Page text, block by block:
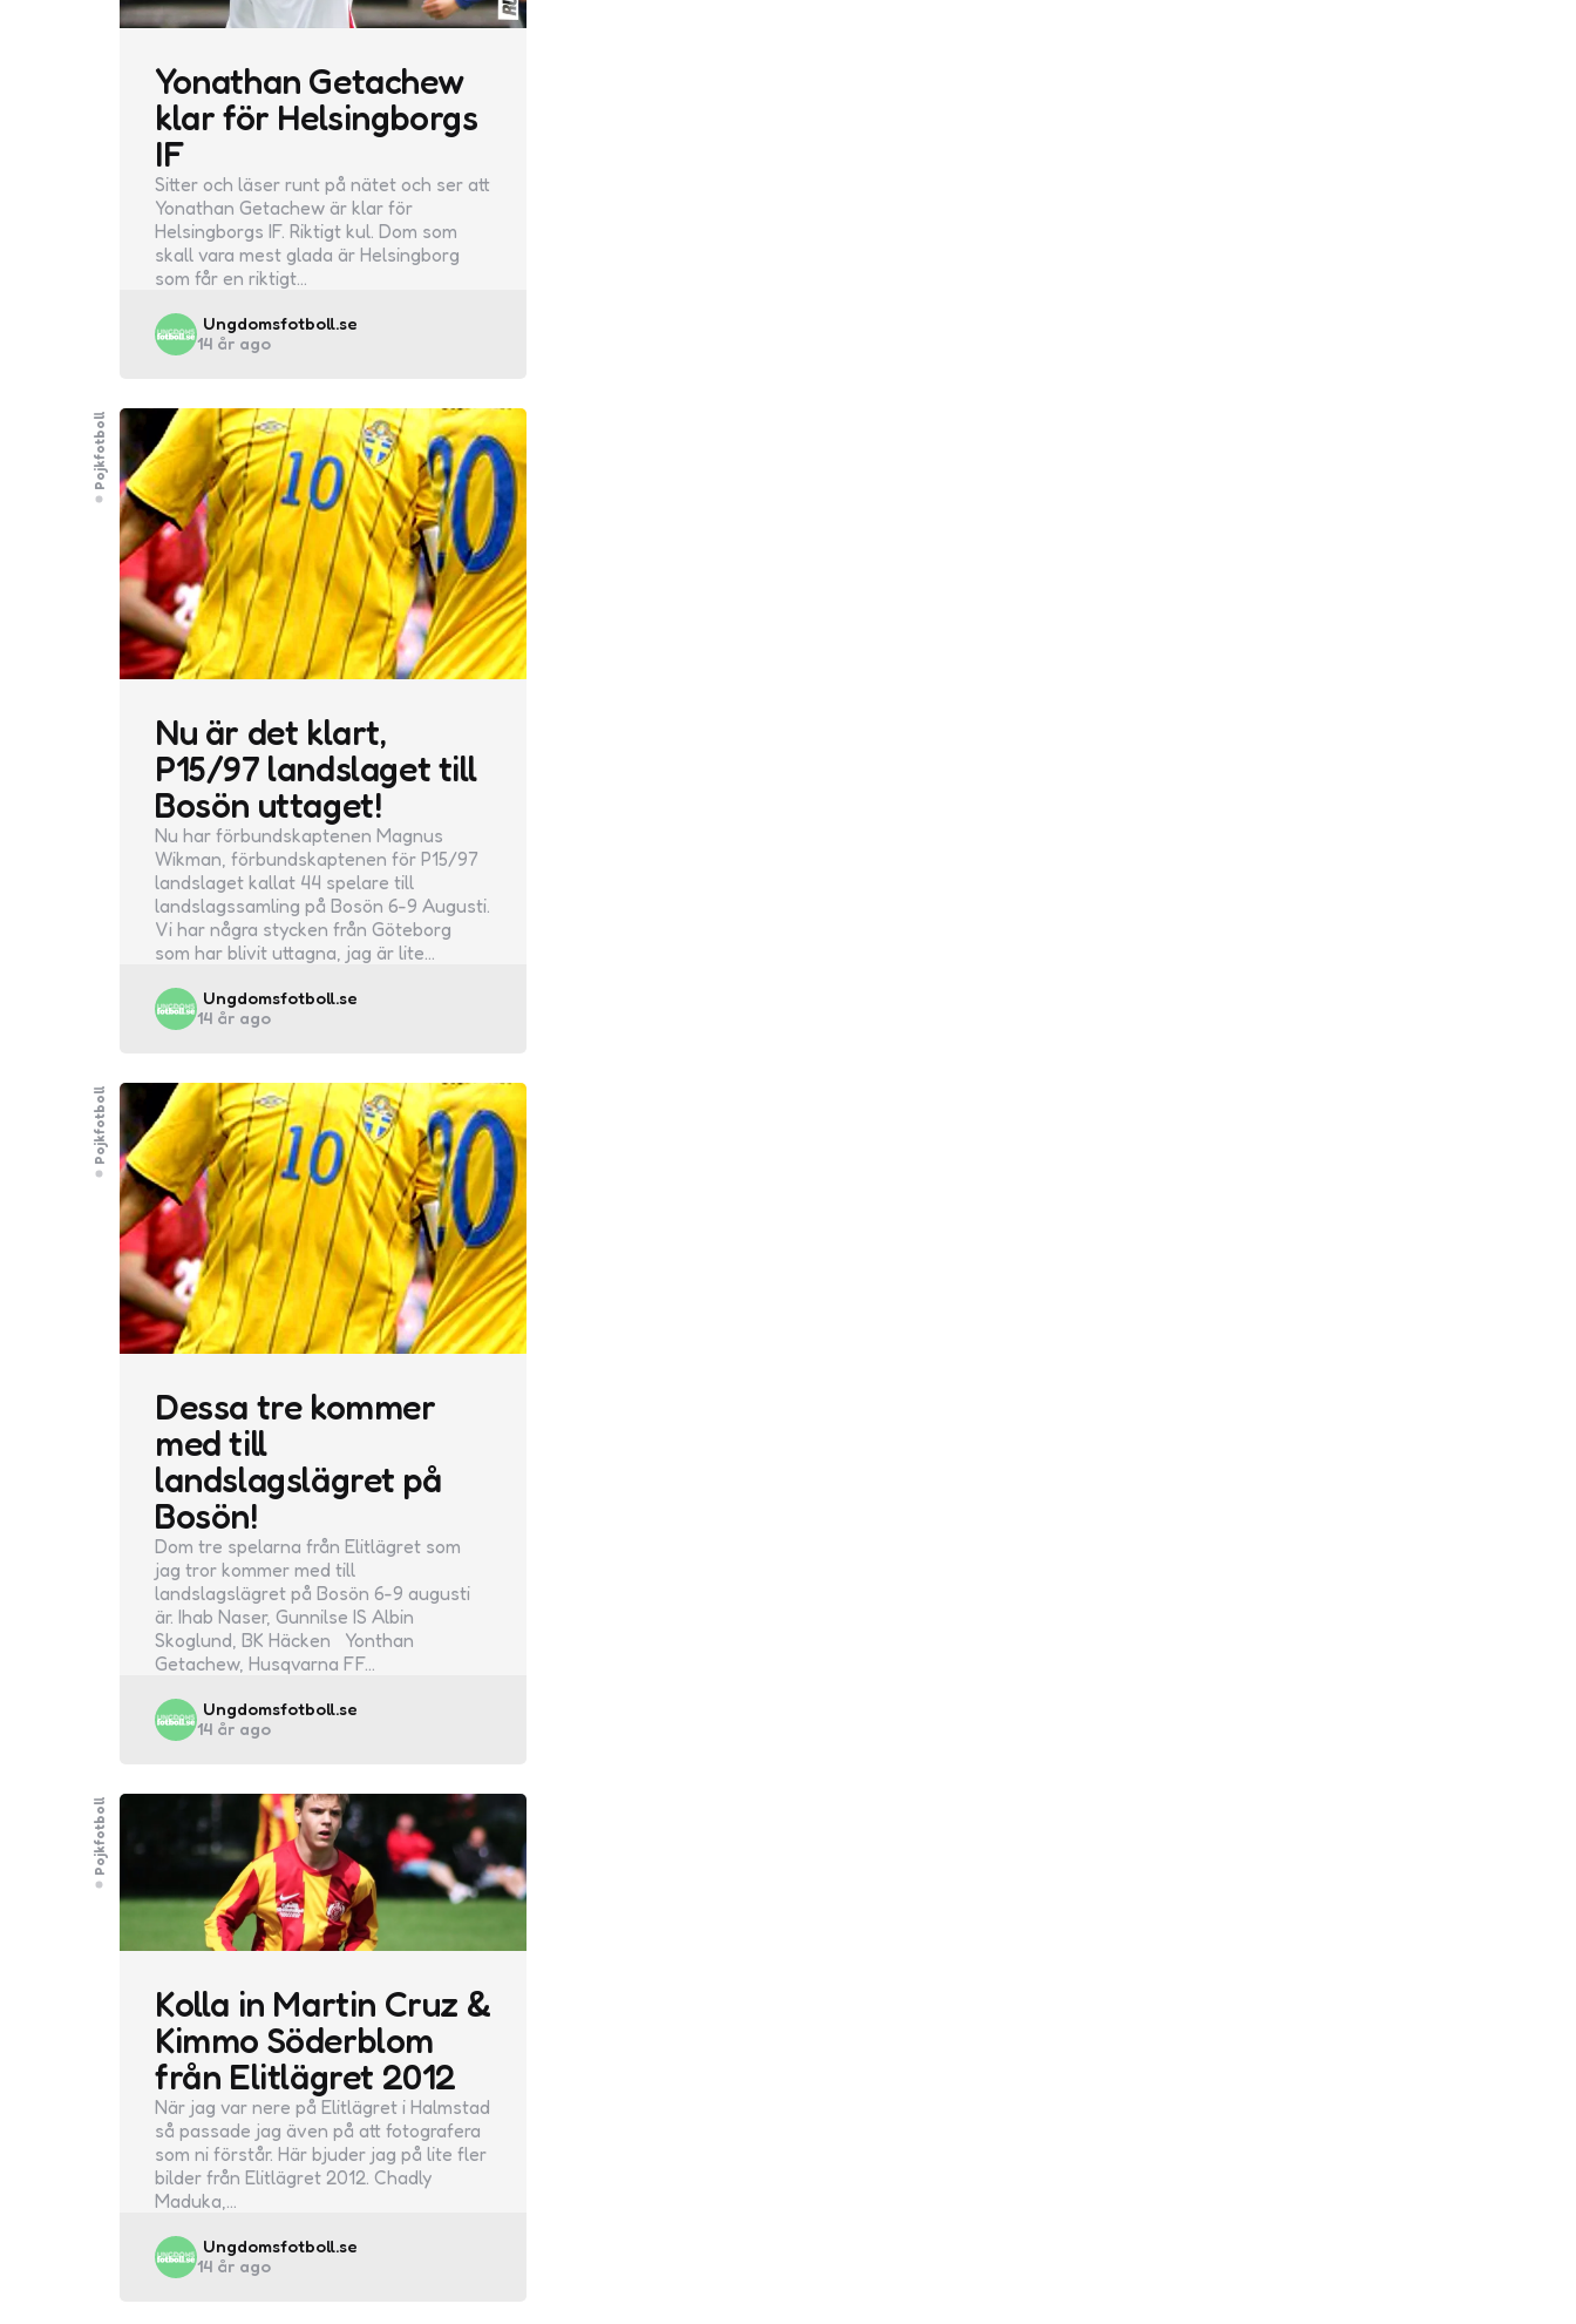
Yonathan Getachew
klar för Helsingborgs
IF
Sitter och läser runt på nätet och ser att
Yonathan Getachew är klar för
Helsingborgs IF. Riktigt kul. Dom som
skall vara mest glada är Helsingborg
som får en riktigt…
Posted
by
Ungdomsfotboll.se
14 år ago
Pojkfotboll
Nu är det klart,
P15/97 landslaget till
Bosön uttaget!
Nu har förbundskaptenen Magnus
Wikman, förbundskaptenen för P15/97
landslaget kallat 44 spelare till
landslagssamling på Bosön 6-9 Augusti.
Vi har några stycken från Göteborg
som har blivit uttagna, jag är lite…
Posted
by
Ungdomsfotboll.se
14 år ago
Pojkfotboll
Dessa tre kommer
med till
landslagslägret på
Bosön!
Dom tre spelarna från Elitlägret som
jag tror kommer med till
landslagslägret på Bosön 6-9 augusti
är. Ihab Naser, Gunnilse IS Albin
Skoglund, BK Häcken Yonthan
Getachew, Husqvarna FF…
Posted
by
Ungdomsfotboll.se
14 år ago
Pojkfotboll
Kolla in Martin Cruz &
Kimmo Söderblom
från Elitlägret 2012
När jag var nere på Elitlägret i Halmstad
så passade jag även på att fotografera
som ni förstår. Här bjuder jag på lite fler
bilder från Elitlägret 2012. Chadly
Maduka,…
Posted
by
Ungdomsfotboll.se
14 år ago